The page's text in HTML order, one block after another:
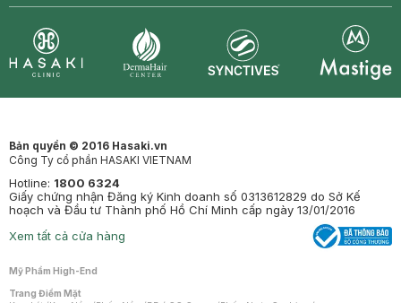
Bản quyền © 2016 Hasaki.vn
Công Ty cổ phần HASAKI VIETNAM
Hotline: 1800 6324
Giấy chứng nhận Đăng ký Kinh doanh số 0313612829 do Sở Kế
hoạch và Đầu tư Thành phố Hồ Chí Minh cấp ngày 13/01/2016
Xem tất cả cửa hàng
Mỹ Phẩm High-End
Trang Điểm Mặt